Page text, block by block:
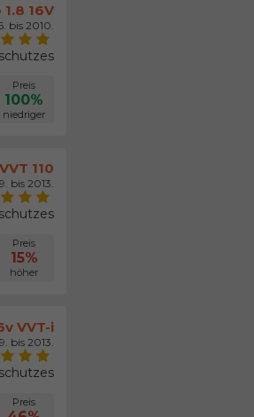
16V
bis 2010.
Preis
100%
niedriger
110
bis 2013.
Preis
15%
höher
VVT-i
bis 2013.
Preis